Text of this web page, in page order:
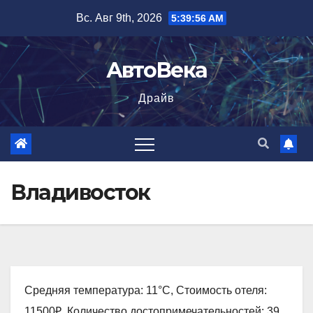
содержимому
Вс. Авг 9th, 2026 5:39:58 AM
АвтоВека
Драйв
Владивосток
Средняя температура: 11°C, Стоимость отеля: